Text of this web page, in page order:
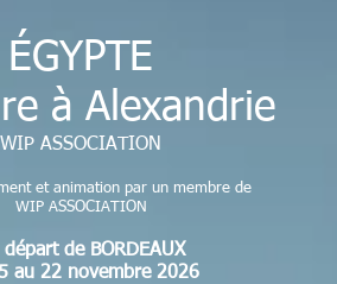
ÉGYPTE
à Alexandrie
WIP ASSOCIATION
et animation par un membre de
WIP ASSOCIATION
de BORDEAUX
au 22 novembre 2026